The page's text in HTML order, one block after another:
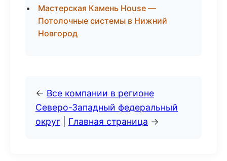
Мастерская Камень House —
Потолочные системы в Нижний
Новгород
← Все компании в регионе
Северо-Западный федеральный
округ
Главная страница →